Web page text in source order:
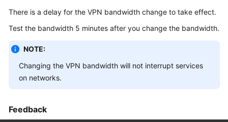
Billing
Getting
User
Guide
Guide
There is a delay for the VPN bandwidth change to take effect.
Test the bandwidth 5 minutes after you change the bandwidth.
NOTE:
Changing the VPN bandwidth will not interrupt services
on networks.
Feedback